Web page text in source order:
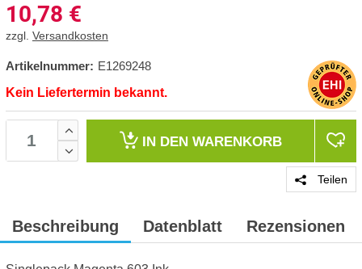
10,78 €
zzgl. Versandkosten
Artikelnummer: E1269248
Kein Liefertermin bekannt.
IN DEN WARENKORB
Teilen
Beschreibung Datenblatt Rezensionen